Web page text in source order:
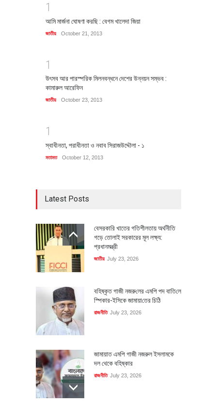
1
আমি মার্জনা ঘোষণা করছি : বেগম খালেদা জিয়া
জাতীয় October 21, 2013
1
উৎসব আর পারস্পরিক মিলনবন্ধনে দেশের উন্নয়ন সম্ভব :
কামারুল আরেফিন
জাতীয় October 23, 2013
1
স্বাধীনতা, পরাধীনতা ও নবাব সিরাজউদ্দৌলা - ১
মতামত October 12, 2013
Latest Posts
বেসরকারি খাতের গতিশীলতায় অর্থনীতি
গড়ে তোলাই সরকারের মূল লক্ষ্য:
প্রধানমন্ত্রী
জাতীয় July 23, 2026
বহিষ্কৃত গাজী নজরু‌লের এম‌পি পদ বা‌তি‌লে
স্পিকার-ইসিকে জামায়া‌তের চি‌ঠি
রাজনীতি July 23, 2026
জামায়াত এমপি গাজী নজরুল ইসলামকে
দল থেকে বহিষ্কার
রাজনীতি July 23, 2026